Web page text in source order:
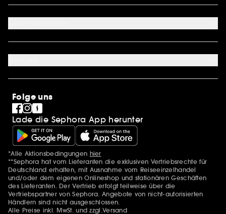
Mein Konto
Sephora Unlimited
Über uns
Karriere
SEPHORA Prize
Pride
Folge uns
Lade die Sephora App herunter
Zusätzlich Erwähnungen
*Alle Aktionsbedingungen hier
**Sephora hat vom Lieferanten die exklusiven Vertriebsrechte für
Deutschland erhalten, mit Ausnahme vom Reiseeinzelhandel
und/oder dem eigenen Onlineshop und stationären Geschäften
des Lieferanten. Der Vertrieb erfolgt teilweise über die
Vertriebspartner von Sephora. Angebote von nicht-autorisierten
Händlern sind nicht ausgeschlossen.
Alle Preise inkl. MwSt. und zzgl.Versand